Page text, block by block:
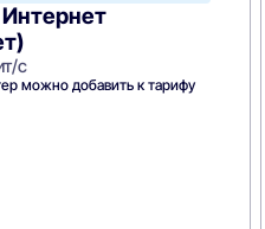
с
можно добавить к тарифу